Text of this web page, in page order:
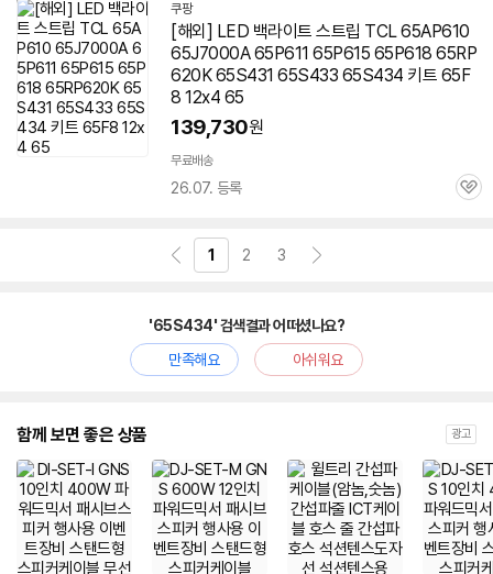
쿠팡
[해외] LED 백라이트 스트립 TCL 65AP610
65J7000A 65P611 65P615 65P618 65RP
620K 65S431 65S433 65S434 키트 65F
8 12x4 65
139,730원
무료배송
26.07. 등록
관
1 2 3
'65S434' 검색결과 어떠셨나요?
만족해요
아쉬워요
함께 보면 좋은 상품 광고